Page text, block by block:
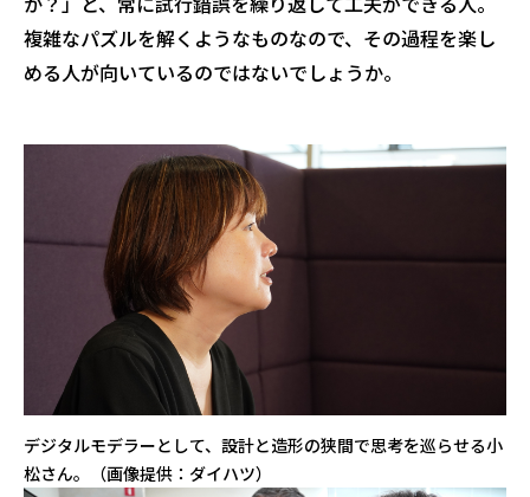
複雑なパズルを解くようなものなので、その過程を楽し
める人が向いているのではないでしょうか。
デジタルモデラーとして、設計と造形の狭間で思考を巡らせる小
松さん。（画像提供：ダイハツ）